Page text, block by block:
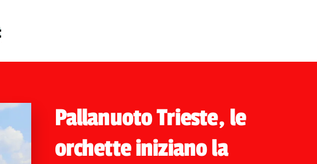
Pallanuoto Trieste, le
orchette iniziano la